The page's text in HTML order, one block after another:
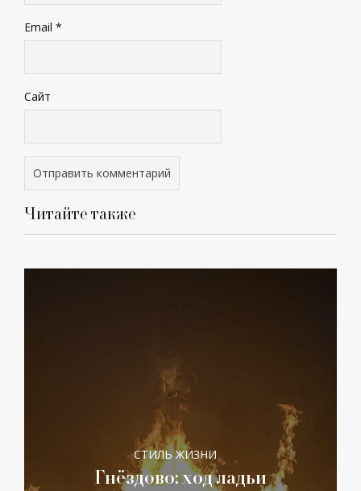
Email *
Сайт
Читайте также
СТИЛЬ ЖИЗНИ
Гнёздово: ход ладьи